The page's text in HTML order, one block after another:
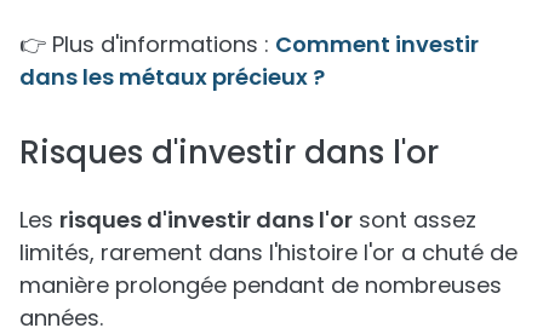
👉 Plus d'informations : Comment investir
dans les métaux précieux ?
Risques d'investir dans l'or
Les risques d'investir dans l'or sont assez
limités, rarement dans l'histoire l'or a chuté de
manière prolongée pendant de nombreuses
années.